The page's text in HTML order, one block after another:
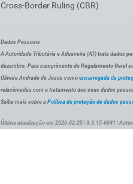
Cross-Border Ruling (CBR)
Dados Pessoais
A Autoridade Tributária e Aduaneira (AT) trata dados
dezembro. Para cumprimento do Regulamento Geral
Oliveira Andrade de Jesus como encarregada da
relacionadas com o tratamento dos seus dados
Saiba mais sobre a Política de proteção de dados
Última atualização em 2026-02-25 | 3.3.15-6041 |